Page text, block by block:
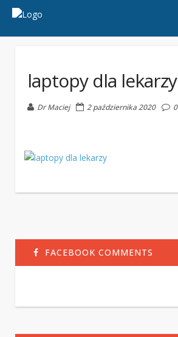
laptopy dla lekarzy
Dr Maciej 2 października 2020 0
FACEBOOK COMMENTS